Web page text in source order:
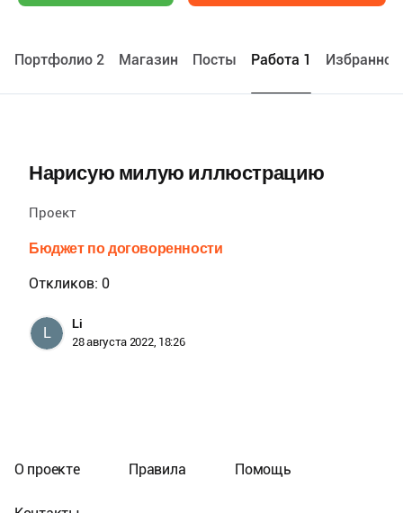
Портфолио 2 Maгазин Посты Работа 1 Избранное
Нарисую милую иллюстрацию
Проект
Бюджет по договоренности
L
Li
28 августа 2022, 18:26
Откликов: 0
О проекте Правила Помощь